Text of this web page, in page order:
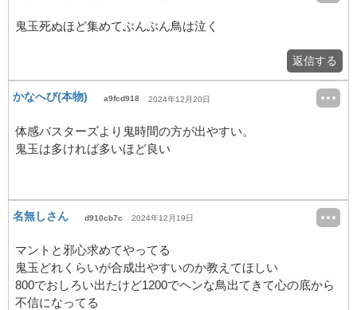
鬼玉死ぬほど集めてぶんぶん鳥は泣く
返信する
かなへび(本物) a9fcd918 2024年12月20日
体感バスターズより鬼時間の方が出やすい。
鬼玉は多ければ多いほど良い
名無しさん d910cb7c 2024年12月19日
マントと邪心求めてやってる
鬼玉どれくらいが合成出やすいのか教えてほしい
800でおしろい出たけど1200でヘンな鳥出てきて心の底から
不信になってる